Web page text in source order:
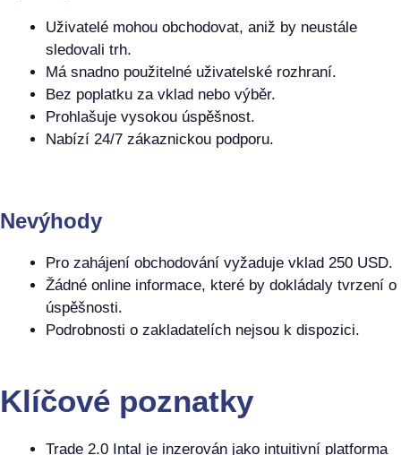
Uživatelé mohou obchodovat, aniž by neustále
sledovali trh.
Má snadno použitelné uživatelské rozhraní.
Bez poplatku za vklad nebo výběr.
Prohlašuje vysokou úspěšnost.
Nabízí 24/7 zákaznickou podporu.
Nevýhody
Pro zahájení obchodování vyžaduje vklad 250 USD.
Žádné online informace, které by dokládaly tvrzení o
úspěšnosti.
Podrobnosti o zakladatelích nejsou k dispozici.
Klíčové poznatky
Trade 2.0 Intal je inzerován jako intuitivní platforma